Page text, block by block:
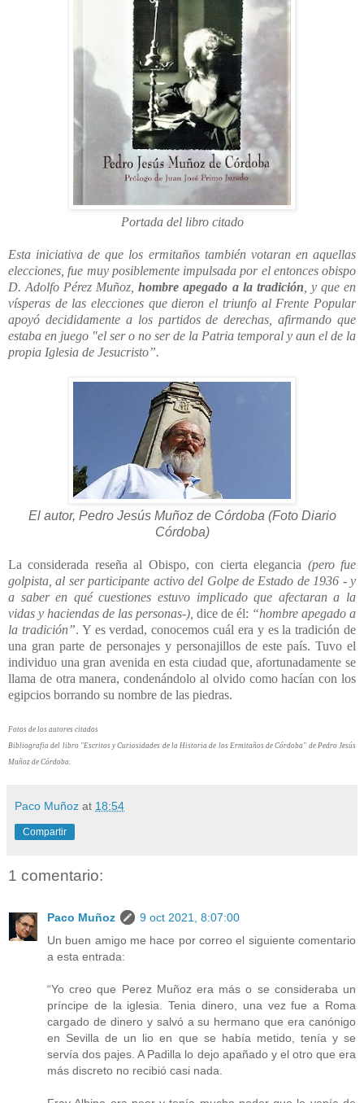
Portada del libro citado
Esta iniciativa de que los ermitaños también votaran en aquellas
elecciones, fue muy posiblemente impulsada por el entonces obispo
D. Adolfo Pérez Muñoz,hombre apegado a la tradición , y que en
vísperas de las elecciones que dieron el triunfo al Frente Popular
apoyó decididamente a los partidos de derechas, afirmando que
estaba en juego "el ser o no ser de la Patria temporal y aun el de la
propia Iglesia de Jesucristo”.
El autor, Pedro Jesús Muñoz de Córdoba (Foto Diario
Córdoba)
La considerada reseña al Obispo, con cierta elegancia (pero fue
golpista, al ser participante activo del Golpe de Estado de 1936 - y
a saber en qué cuestiones estuvo implicado que afectaran a la
vidas y haciendas de las personas-), dice de él: “hombre apegado a
la tradición”. Y es verdad, conocemos cuál era y es la tradición de
una gran parte de personajes y personajillos de este país. Tuvo el
individuo una gran avenida en esta ciudad que, afortunadamente se
llama de otra manera, condenándolo al olvido como hacían con los
egipcios borrando su nombre de las piedras.
Fotos de los autores citados
Bibliografia del libro "Escritos y Curiosidades de la Historia de los Ermitaños de Córdoba" de Pedro Jesús
Muñoz de Córdoba.
Paco Muñoz at 18:54
Compartir
1 comentario:
Paco Muñoz
9 oct 2021, 8:07:00
Un buen amigo me hace por correo el siguiente comentario
a esta entrada:
“Yo creo que Perez Muñoz era más o se consideraba un
príncipe de la iglesia. Tenia dinero, una vez fue a Roma
cargado de dinero y salvó a su hermano que era canónigo
en Sevilla de un lio en que se había metido, tenía y se
servía dos pajes. A Padilla lo dejo apañado y el otro que era
más discreto no recibió casi nada.